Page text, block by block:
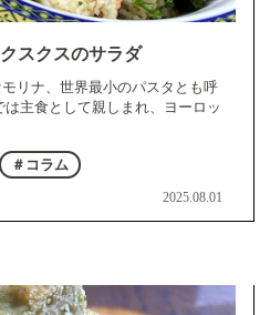
スクスのサラダ
リナ、世界最小のパスタとも呼
主食として親しまれ、ヨーロッ
＃コラム
2025.08.01